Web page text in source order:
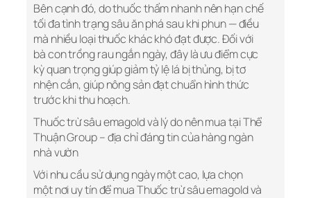
Bên cạnh đó, do thuốc thấm nhanh nên hạn chế
tối đa tình trạng sâu ăn phá sau khi phun — điều
mà nhiều loại thuốc khác khó đạt được. Đối với
bà con trồng rau ngắn ngày, đây là ưu điểm cực
kỳ quan trọng giúp giảm tỷ lệ lá bị thủng, bị tơ
nhện cắn, giúp nông sản đạt chuẩn hình thức
trước khi thu hoạch.
Thuốc trừ sâu emagold và lý do nên mua tại Thể
Thuận Group – địa chỉ đáng tin của hàng ngàn
nhà vườn
Với nhu cầu sử dụng ngày một cao, lựa chọn
một nơi uy tín để mua Thuốc trừ sâu emagold và